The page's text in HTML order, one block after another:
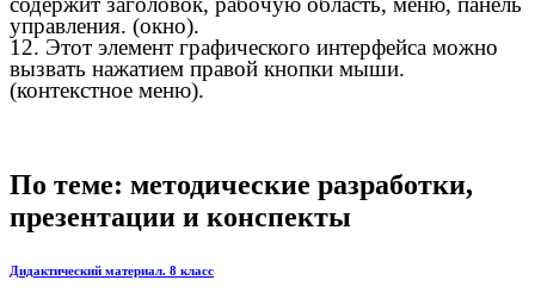
управления. (окно).
12. Этот элемент графического интерфейса можно
вызвать нажатием правой кнопки мыши.
(контекстное меню).
По теме: методические разработки,
презентации и конспекты
Дидактический материал. 8 класс